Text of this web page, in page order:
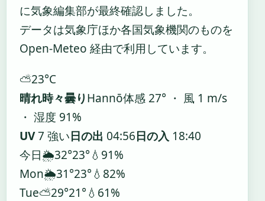
に気象編集部が最終確認しました。
データは気象庁ほか各国気象機関のものを
Open-Meteo 経由で利用しています。
⛅23°C
晴れ時々曇りHannō体感 27° ・ 風 1 m/s
・ 湿度 91%
UV7 強い日の出 04:56日の入 18:40
今日🌦️32°23°💧91%
Mon🌦️31°23°💧82%
Tue⛅29°21°💧61%